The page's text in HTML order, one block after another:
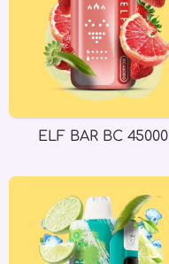
ELF BAR BC 45000